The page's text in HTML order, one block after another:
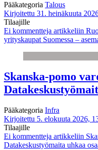
Pääkategoria Talous
Kirjoitettu 31. heinäkuuta
Tilaajille
Ei kommentteja artikkeliin
yrityskaupat Suomessa –
Skanska-pomo
Pääkategoria Infra
Kirjoitettu 5. elokuuta 2026,
Tilaajille
Ei kommentteja artikkeliin
Datakeskustyömaita uhkaa